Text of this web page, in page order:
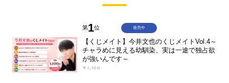
第1位
【くじメイト】今井文也のくじメイトVol.4～
チャラめに見える幼馴染、実は一途で独占欲
が強いんです～
￥1,100
発売中